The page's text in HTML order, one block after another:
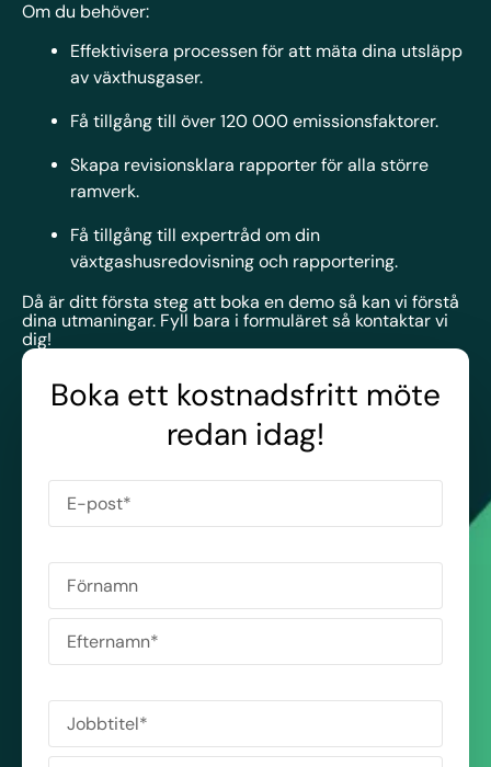
Om du behöver:
Effektivisera processen för att mäta dina utsläpp
av växthusgaser.
Få tillgång till över 120 000 emissionsfaktorer.
Skapa revisionsklara rapporter för alla större
ramverk.
Få tillgång till expertråd om din
växtgashusredovisning och rapportering.
Då är ditt första steg att boka en demo så kan vi förstå
dina utmaningar. Fyll bara i formuläret så kontaktar vi
dig!
Boka ett kostnadsfritt möte
redan idag!